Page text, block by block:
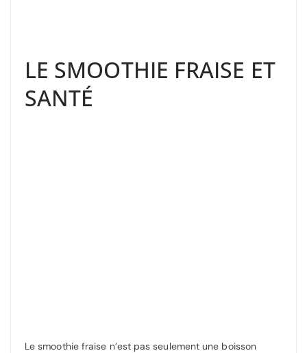
LE SMOOTHIE FRAISE ET
SANTÉ
Le smoothie fraise n’est pas seulement une boisson